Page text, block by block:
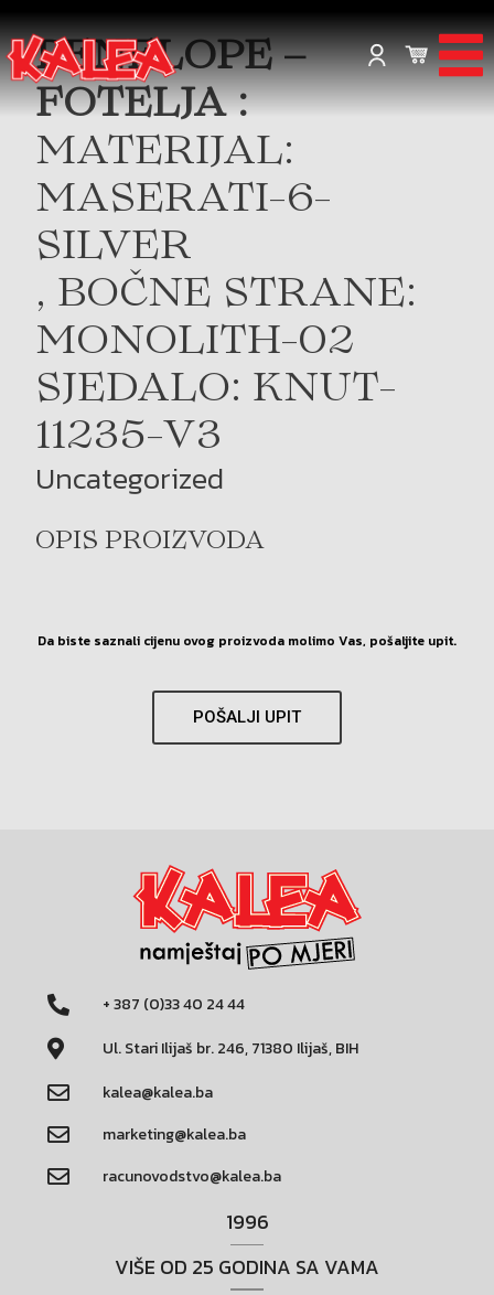
PENELOPE –
FOTELJA :
MATERIJAL:
MASERATI-6-
SILVER
, BOČNE STRANE:
MONOLITH-02
SJEDALO: KNUT-
11235-V3
Uncategorized
OPIS PROIZVODA
Da biste saznali cijenu ovog proizvoda molimo Vas, pošaljite upit.
POŠALJI UPIT
+ 387 (0)33 40 24 44
Ul. Stari Ilijaš br. 246, 71380 Ilijaš, BIH
kalea@kalea.ba
marketing@kalea.ba
racunovodstvo@kalea.ba
1996
VIŠE OD 25 GODINA SA VAMA